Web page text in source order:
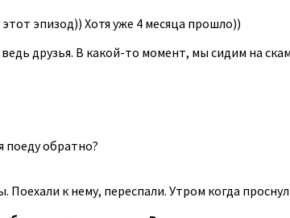
эпизод)) Хотя уже 4 месяца прошло))
друзья. В какой-то момент, мы сидим на
поеду обратно?
к нему, переспали. Утром когда